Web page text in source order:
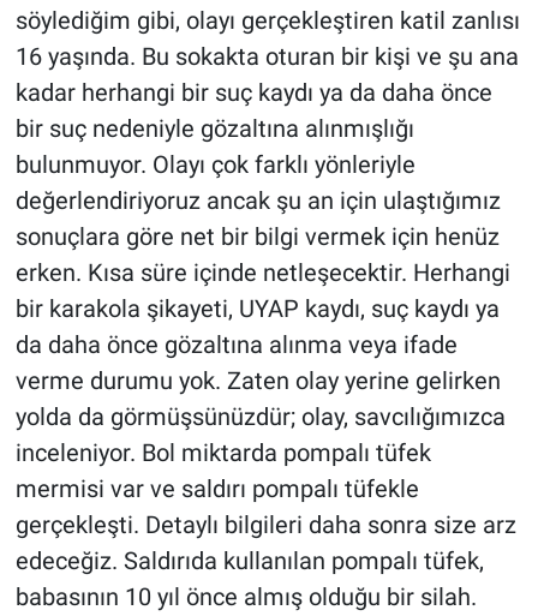
söylediğim gibi, olayı gerçekleştiren katil zanlısı
16 yaşında. Bu sokakta oturan bir kişi ve şu ana
kadar herhangi bir suç kaydı ya da daha önce
bir suç nedeniyle gözaltına alınmışlığı
bulunmuyor. Olayı çok farklı yönleriyle
değerlendiriyoruz ancak şu an için ulaştığımız
sonuçlara göre net bir bilgi vermek için henüz
erken. Kısa süre içinde netleşecektir. Herhangi
bir karakola şikayeti, UYAP kaydı, suç kaydı ya
da daha önce gözaltına alınma veya ifade
verme durumu yok. Zaten olay yerine gelirken
yolda da görmüşsünüzdür; olay, savcılığımızca
inceleniyor. Bol miktarda pompalı tüfek
mermisi var ve saldırı pompalı tüfekle
gerçekleşti. Detaylı bilgileri daha sonra size arz
edeceğiz. Saldırıda kullanılan pompalı tüfek,
babasının 10 yıl önce almış olduğu bir silah.